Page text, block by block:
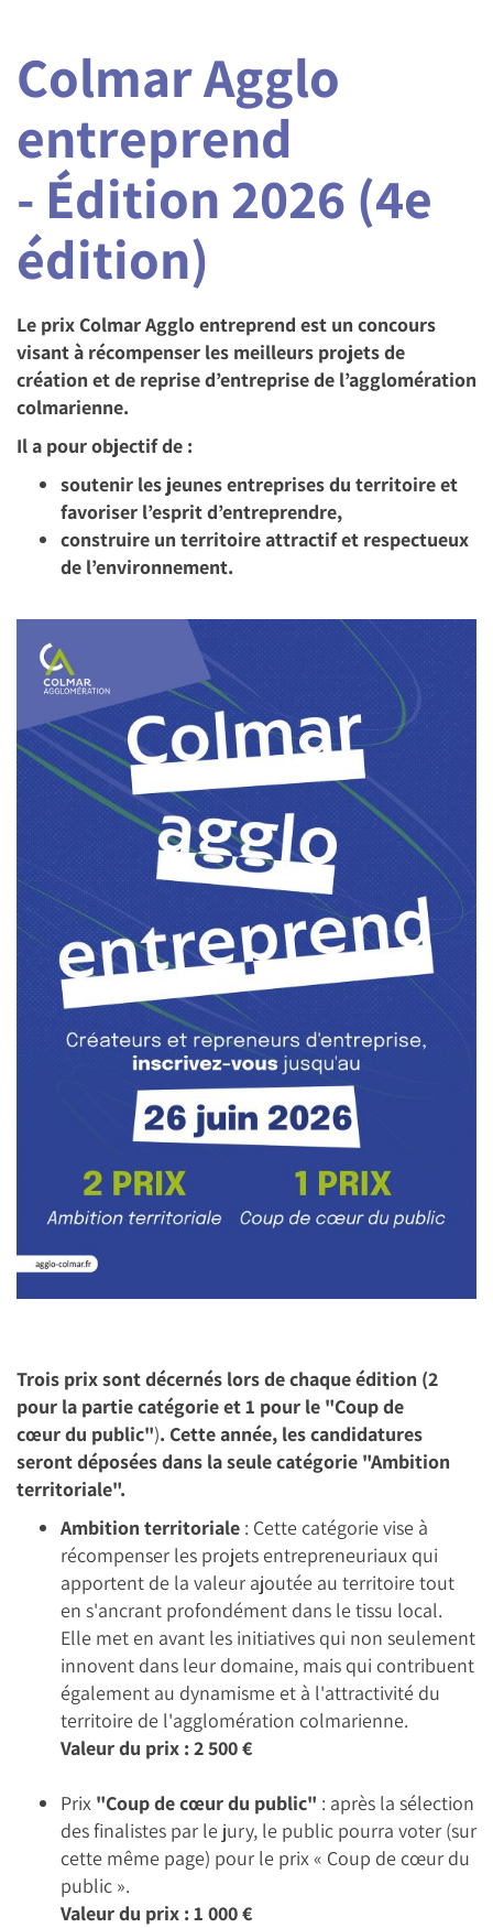
Colmar Agglo
entreprend
- Édition 2026 (4e
édition)
Le prix Colmar Agglo entreprend est un concours
visant à récompenser les meilleurs projets de
création et de reprise d’entreprise de l’agglomération
colmarienne.
Il a pour objectif de :
soutenir les jeunes entreprises du territoire et
favoriser l’esprit d’entreprendre,
construire un territoire attractif et respectueux
de l’environnement.
Trois prix sont décernés lors de chaque édition (2
pour la partie catégorie et 1 pour le "Coup de
cœur du public"). Cette année, les candidatures
seront déposées dans la seule catégorie "Ambition
territoriale".
Ambition territoriale : Cette catégorie vise à
récompenser les projets entrepreneuriaux qui
apportent de la valeur ajoutée au territoire tout
en s'ancrant profondément dans le tissu local.
Elle met en avant les initiatives qui non seulement
innovent dans leur domaine, mais qui contribuent
également au dynamisme et à l'attractivité du
territoire de l'agglomération colmarienne.
Valeur du prix : 2 500 €
Prix "Coup de cœur du public" : après la sélection
des finalistes par le jury, le public pourra voter (sur
cette même page) pour le prix « Coup de cœur du
public ».
Valeur du prix : 1 000 €